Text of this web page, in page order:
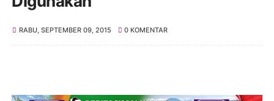
RABU, SEPTEMBER 09, 2015 0 KOMENTAR